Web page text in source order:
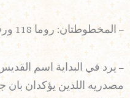
– المخطوطتان: روما 118 ورقة 217 باريس 196 ورقة 256
– يرد في البداية اسم
مصدريه اللذين يؤكدان بان